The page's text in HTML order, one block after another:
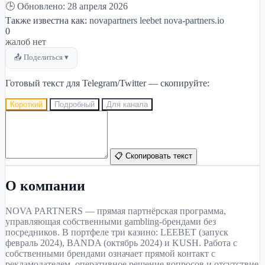
🕒 Обновлено: 28 апреля 2026
Также известна как: novapartners leebet nova-partners.io
0
жалоб нет
📤 Поделиться ▾
Готовый текст для Telegram/Twitter — скопируйте:
Короткий Подробный Для канала
📋 Скопировать текст
О компании
NOVA PARTNERS — прямая партнёрская программа,
управляющая собственными gambling-брендами без
посредников. В портфеле три казино: LEEBET (запуск
февраль 2024), BANDA (октябрь 2024) и KUSH. Работа с
собственными брендами означает прямой контакт с